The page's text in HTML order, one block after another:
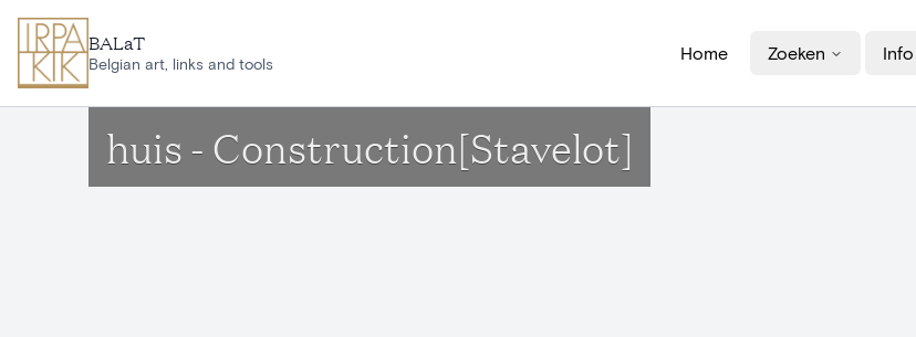
BALaT
Belgian art, links and tools
Home Zoeken Info
huis - Construction[Stavelot]